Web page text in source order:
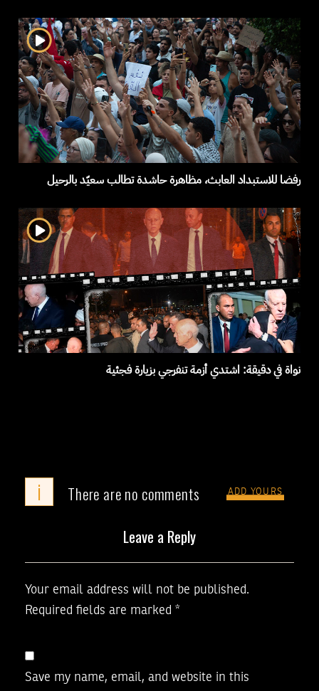
رفضا للاستبداد العابث، مظاهرة حاشدة تطالب سعيّد بالرحيل
نواة في دقيقة: اشتدي أزمة تنفرجي بزيارة فجئية
i There are no comments ADD YOURS
Leave a Reply
Your email address will not be published.
Required fields are marked *
Save my name, email, and website in this